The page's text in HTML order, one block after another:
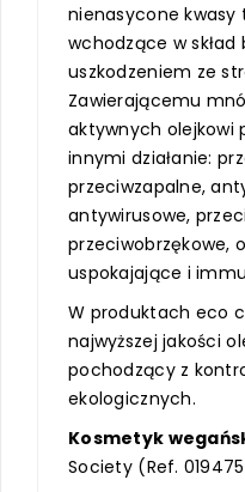
nienasycone kwasy
wchodzące w skład
uszkodzeniem ze
Zawierającemu
aktywnych olejkowi
innymi działanie:
przeciwzapalne,
antywirusowe,
przeciwobrzękowe,
uspokajające i
W produktach eco
najwyższej jakości
pochodzący z
ekologicznych.
Kosmetyk
Society (Ref.